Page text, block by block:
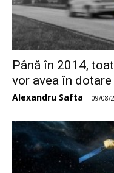
Până în 2014,
vor avea în
Alexandru Safta - 09/08/